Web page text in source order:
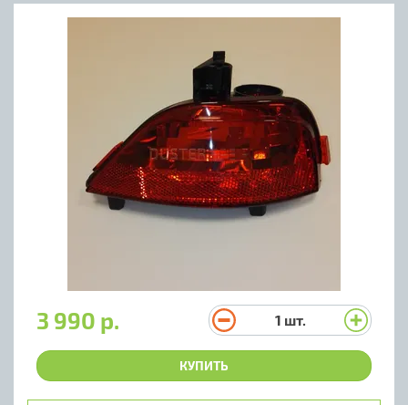
3 990 р. 1 шт.
КУПИТЬ